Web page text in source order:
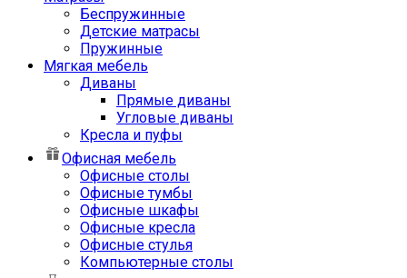
Беспружинные
Детские матрасы
Пружинные
Мягкая мебель
Диваны
Прямые диваны
Угловые диваны
Кресла и пуфы
Офисная мебель
Офисные столы
Офисные тумбы
Офисные шкафы
Офисные кресла
Офисные стулья
Компьютерные столы